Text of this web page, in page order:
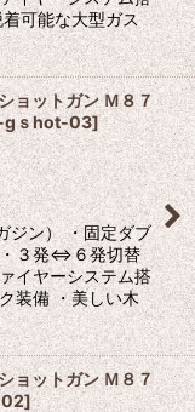
可能な大型ガス
ョットガン Ｍ８７
gｓhot-03]
ジン） ・固定ダブ
・３発⇔６発切替
イヤーシステム搭
装備 ・美しい木
ョットガン Ｍ８７
]